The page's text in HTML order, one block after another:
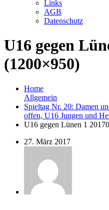
Links
AGB
Datenschutz
U16 gegen
(1200×950)
Home
Allgemein
Spieltag Nr. 20: Damen
offen, U16 Jungen und
U16 gegen Lünen 1
27. März 2017